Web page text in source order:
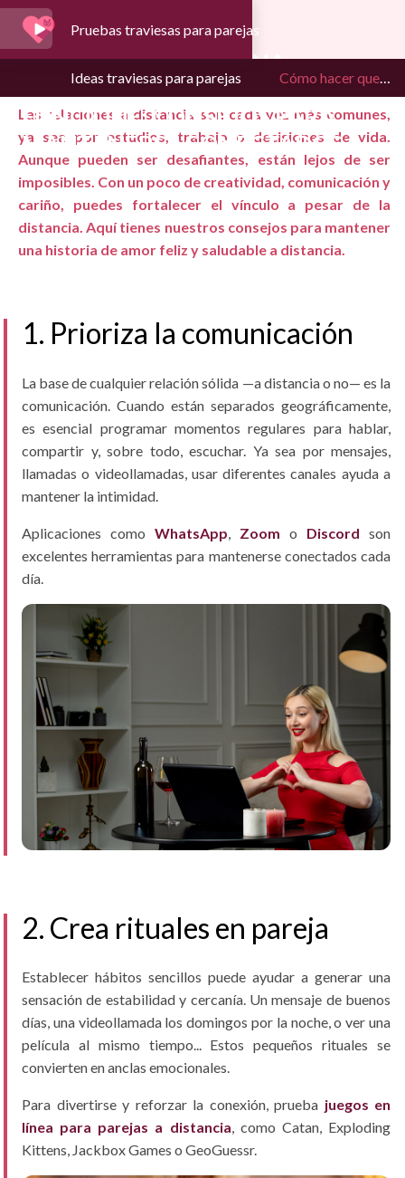
Pruebas traviesas para parejas
Ideas traviesas para parejas Cómo hacer que una relación a distancia funcione: consejos para mantenerse conectados
CÓMO HACER QUE UNA
RELACIÓN A DISTANCIA
FUNCIONE: CONSEJOS PARA
MANTENERSE CONECTADOS
Las relaciones a distancia son cada vez más comunes,
ya sea por estudios, trabajo o decisiones de vida.
Aunque pueden ser desafiantes, están lejos de ser
imposibles. Con un poco de creatividad, comunicación y
cariño, puedes fortalecer el vínculo a pesar de la
distancia. Aquí tienes nuestros consejos para mantener
una historia de amor feliz y saludable a distancia.
1. Prioriza la comunicación
La base de cualquier relación sólida —a distancia o no— es la
comunicación. Cuando están separados geográficamente,
es esencial programar momentos regulares para hablar,
compartir y, sobre todo, escuchar. Ya sea por mensajes,
llamadas o videollamadas, usar diferentes canales ayuda a
mantener la intimidad.
Aplicaciones como WhatsApp Zoom o Discord son
excelentes herramientas para mantenerse conectados cada
día.
2. Crea rituales en pareja
Establecer hábitos sencillos puede ayudar a generar una
sensación de estabilidad y cercanía. Un mensaje de buenos
días, una videollamada los domingos por la noche, o ver una
película al mismo tiempo... Estos pequeños rituales se
convierten en anclas emocionales.
Para divertirse y reforzar la conexión, prueba juegos en
línea para parejas a distancia, como Catan, Exploding
Kittens, Jackbox Games o GeoGuessr.